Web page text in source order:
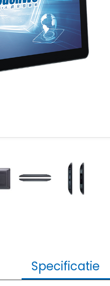
Specificatie